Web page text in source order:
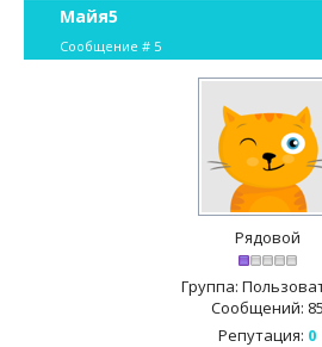
Майя5
Сообщение # 5
Рядовой
Группа:
Сообщений: 85
Репутация: 0